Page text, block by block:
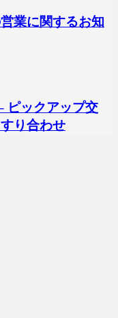
業に関するお知
ピックアップ交
り合わせ